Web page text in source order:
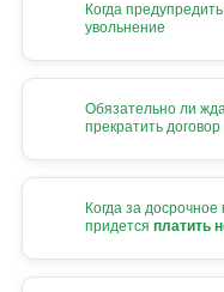
Когда
увольнение
Обязательно ли
прекратить договор
Когда за
придется платить